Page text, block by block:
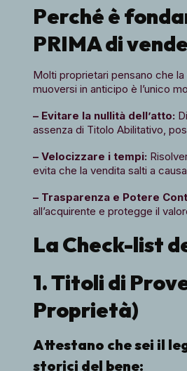
Perché è
PRIMA di
Molti proprietari pensano che
muoversi in anticipo è l’unico
– Evitare la nullità dell’atto:
assenza di Titolo Abilitativo,
– Velocizzare i tempi:
evita che la vendita salti a
– Trasparenza e Potere
all’acquirente e protegge il
La Check-list
1. Titoli di
Proprietà)
Attestano che sei il
storici del bene: